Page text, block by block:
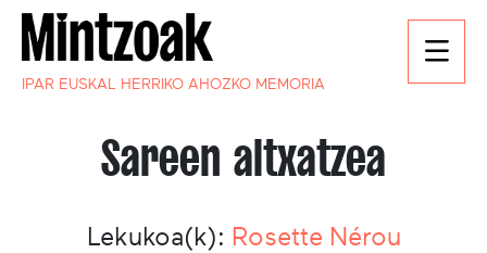
IPAR EUSKAL HERRIKO AHOZKO MEMORIA
Sareen altxatzea
Lekukoa(k): Rosette Nérou